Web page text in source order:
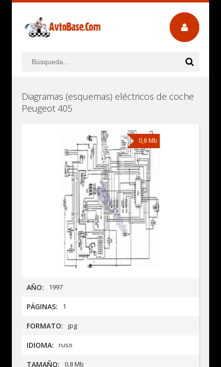
Diagramas (esquemas) eléctricos de coche
Peugeot 405
0,8 Mb
AÑO: 1997
PÁGINAS: 1
FORMATO: jpg
IDIOMA: ruso
TAMAÑO: 0,8 Mb